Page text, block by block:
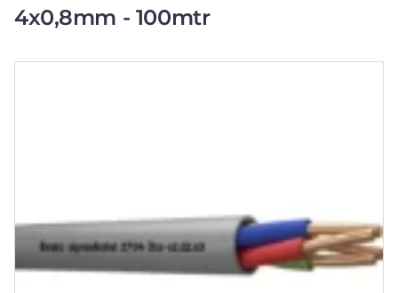
4x0,8mm - 100mtr